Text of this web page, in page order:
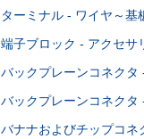
ターミナル - ワイヤ～基
端子ブロック - アクセサ
バックプレーンコネクタ
バックプレーンコネクタ
バナナおよびチップコネ